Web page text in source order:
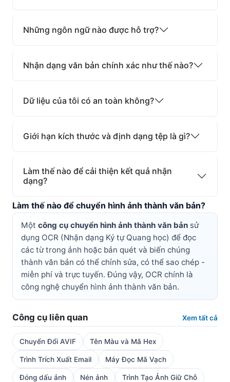
Những ngôn ngữ nào được hỗ trợ?
Nhận dạng văn bản chính xác như thế nào?
Dữ liệu của tôi có an toàn không?
Giới hạn kích thước và định dạng tệp là gì?
Làm thế nào để cải thiện kết quả nhận
dạng?
Làm thế nào để chuyển hình ảnh thành văn bản?
Một công cụ chuyển hình ảnh thành văn bản sử
dụng OCR (Nhận dạng Ký tự Quang học) để đọc
các từ trong ảnh hoặc bản quét và biến chúng
thành văn bản có thể chỉnh sửa, có thể sao chép -
miễn phí và trực tuyến. Đúng vậy, OCR chính là
công nghệ chuyển hình ảnh thành văn bản.
Công cụ liên quan Xem tất cả
Chuyển Đổi AVIF Tên Màu và Mã Hex
Trình Trích Xuất Email Máy Đọc Mã Vạch
Đóng dấu ảnh Nén ảnh Trình Tạo Ảnh Giữ Chỗ